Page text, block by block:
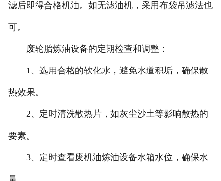
滤后即得合格机油。如无滤油机，采用布袋吊滤法也
可。
废轮胎炼油设备的定期检查和调整：
1、选用合格的软化水，避免水道积垢，确保散
热效果。
2、定时清洗散热片，如灰尘沙土等影响散热的
要素。
3、定时查看废机油炼油设备水箱水位，确保水